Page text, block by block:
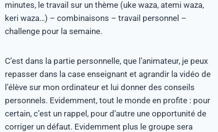
minutes, le travail sur un thème (uke waza, atemi waza,
keri waza…) – combinaisons – travail personnel –
challenge pour la semaine.
C’est dans la partie personnelle, que l’animateur, je peux
repasser dans la case enseignant et agrandir la vidéo de
l’élève sur mon ordinateur et lui donner des conseils
personnels. Evidemment, tout le monde en profite : pour
certain, c’est un rappel, pour d’autre une opportunité de
corriger un défaut. Evidemment plus le groupe sera